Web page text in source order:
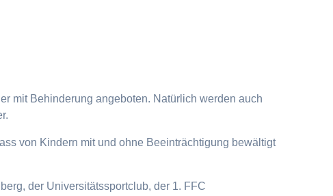
mit Behinderung angeboten. Natürlich werden auch
von Kindern mit und ohne Beeinträchtigung bewältigt
der Universitätssportclub, der 1. FFC